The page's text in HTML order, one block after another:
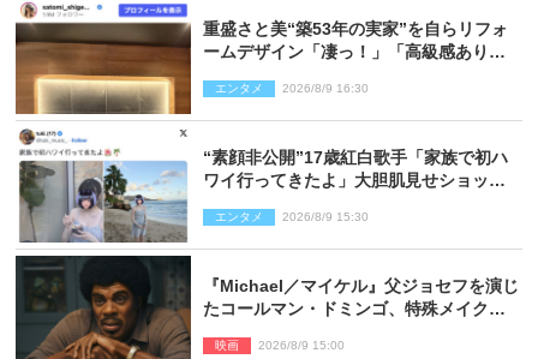
重盛さと美“築53年の実家”を自らリフォ
ームデザイン「凄っ！」「高級感ありま
エンタメ 2026/8/9 16:30
“素顔非公開”17歳紅白歌手「家族で初ハ
ワイ行ってきたよ」大胆肌見せショット
エンタメ 2026/8/9 15:30
『Michael／マイケル』父ジョセフを演じ
たコールマン・ドミンゴ、特殊メイクに2
映画 2026/8/9 15:00